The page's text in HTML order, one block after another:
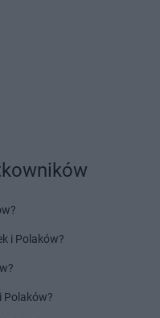
i Polaków?
Polaków?